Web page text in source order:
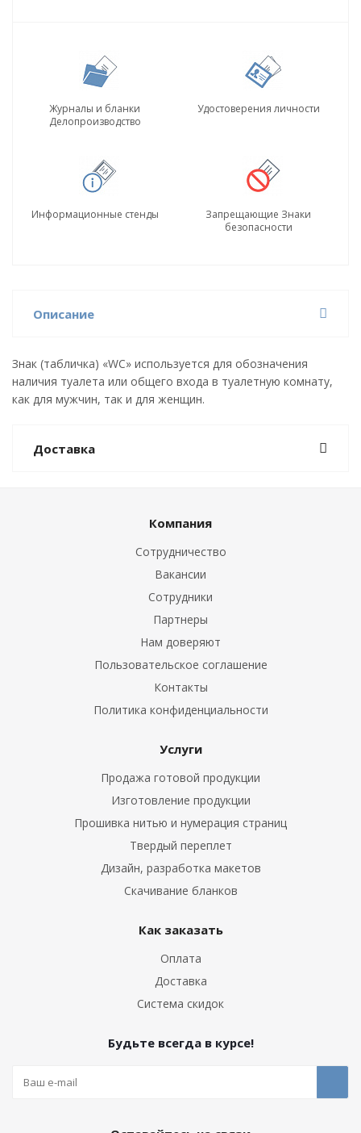
Журналы и бланки
Делопроизводство
Удостоверения личности
Информационные стенды
Запрещающие Знаки
безопасности
Описание
Знак (табличка) «WC» используется для обозначения
наличия туалета или общего входа в туалетную комнату,
как для мужчин, так и для женщин.
Доставка
Компания
Сотрудничество
Вакансии
Сотрудники
Партнеры
Нам доверяют
Пользовательское соглашение
Контакты
Политика конфиденциальности
Услуги
Продажа готовой продукции
Изготовление продукции
Прошивка нитью и нумерация страниц
Твердый переплет
Дизайн, разработка макетов
Скачивание бланков
Как заказать
Оплата
Доставка
Система скидок
Будьте всегда в курсе!